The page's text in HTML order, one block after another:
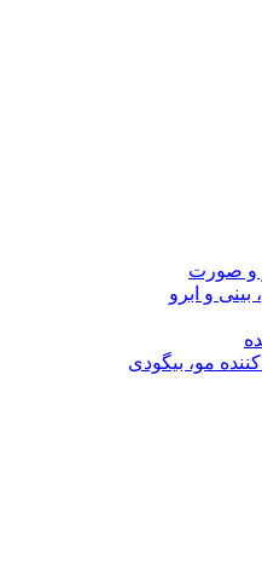
و صورت
و ابرو
مو، بیگودی